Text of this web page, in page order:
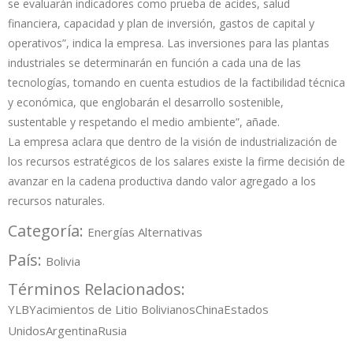
se evaluarán indicadores como prueba de acides, salud
financiera, capacidad y plan de inversión, gastos de capital y
operativos”, indica la empresa. Las inversiones para las plantas
industriales se determinarán en función a cada una de las
tecnologías, tomando en cuenta estudios de la factibilidad técnica
y económica, que englobarán el desarrollo sostenible,
sustentable y respetando el medio ambiente”, añade.
La empresa aclara que dentro de la visión de industrialización de
los recursos estratégicos de los salares existe la firme decisión de
avanzar en la cadena productiva dando valor agregado a los
recursos naturales.
Categoría: Energías Alternativas
País: Bolivia
Términos Relacionados:
YLBYacimientos de Litio BolivianosChinaEstados
UnidosArgentinaRusia